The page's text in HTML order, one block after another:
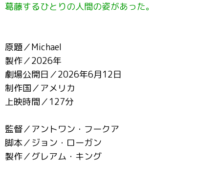
葛藤するひとりの人間の姿があった。
原題／Michael
製作／2026年
劇場公開日／2026年6月12日
制作国／アメリカ
上映時間／127分
監督／アントワン・フークア
脚本／ジョン・ローガン
製作／グレアム・キング